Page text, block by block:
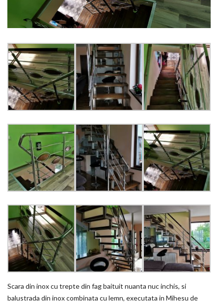
Scara din inox cu trepte din fag baituit nuanta nuc inchis, si
balustrada din inox combinata cu lemn, executata in Mihesu de